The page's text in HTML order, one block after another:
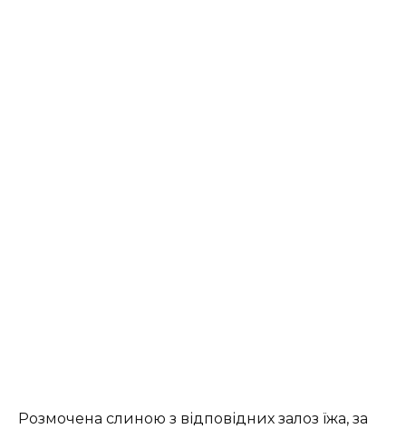
Розмочена слиною з відповідних залоз їжа, за